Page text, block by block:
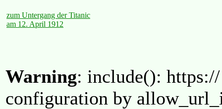
zum Untergang der Titanic
am 12. April 1912
Warning: include():
configuration by